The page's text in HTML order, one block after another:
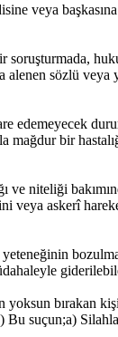
veya
alenen sözlü
edemeyecek
bir
ve niteliği
veya askerî
bırakan
Bu suçun;a)